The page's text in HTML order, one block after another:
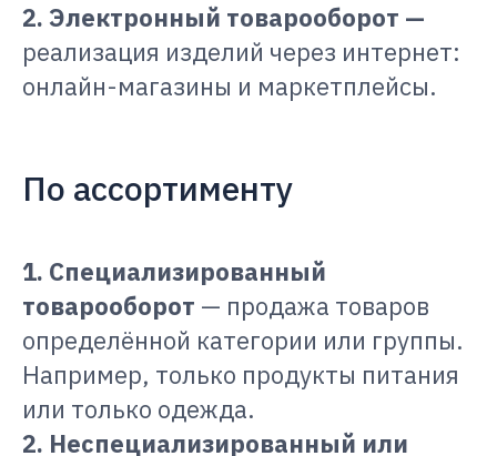
2. Электронный товарооборот —
реализация изделий через интернет:
онлайн-магазины и маркетплейсы.
По ассортименту
1. Специализированный
товарооборот — продажа товаров
определённой категории или группы.
Например, только продукты питания
или только одежда.
2. Неспециализированный или